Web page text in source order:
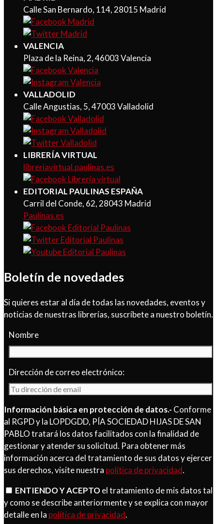
Calle San Bernardo, 114, 28015 Madrid
VALENCIA
Plaza de la Reina, 2, 46003 Valencia
VALLADOLID
Calle Angustias, 5, 47003 Valladolid
LIBRERÍA VIRTUAL
libreriavirtual.paulinas.es
EDITORIAL PAULINAS ESPAÑA
Carril del Conde, 62, 28043 Madrid
Paulinas.es
Boletín de novedades
Si quieres estar al día de todas las novedades, eventos y
noticias de nuestras librerías, suscríbete a nuestro boletín.
Nombre
Dirección de correo electrónico:
Información básica en protección de datos.- Conforme
al RGPD y la LOPDGDD, PÍA SOCIEDAD HIJAS DE SAN
PABLO tratará los datos facilitados con la finalidad de
gestionar y atender su solicitud. Para obtener más
información acerca del tratamiento de sus datos y ejercer
sus derechos, visite nuestra política de privacidad.
ENTIENDO Y ACEPTOel tratamiento de mis datos tal
y como se describe anteriormente y se explica con mayor
detalle en la política de privacidad.